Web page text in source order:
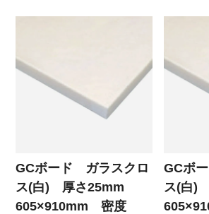
GCボード ガラスクロ
ス(白) 厚さ25mm
605×910mm 密度
GCボ
ス(白)